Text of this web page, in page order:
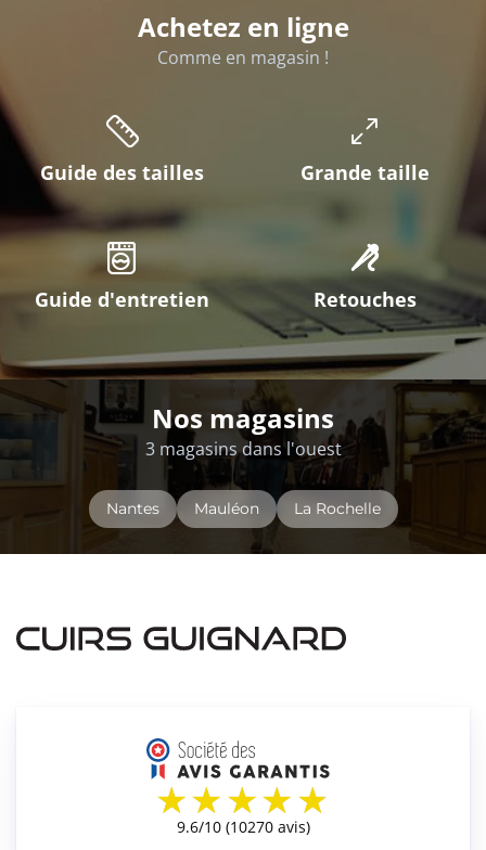
Achetez en ligne
Comme en magasin !
Guide des tailles Grande taille
Guide d'entretien Retouches
Nos magasins
3 magasins dans l'ouest
Nantes Mauléon La Rochelle